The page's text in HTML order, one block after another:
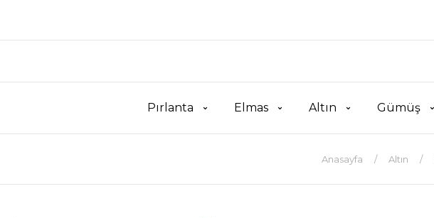
Pırlanta Elmas Altın Gümüş
Anasayfa Altın